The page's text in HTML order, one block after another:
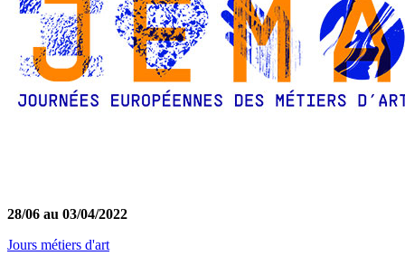
28/06 au 03/04/2022
Jours métiers d'art